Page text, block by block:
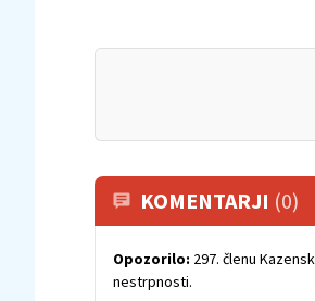
KOMENTARJI (0)
Opozorilo: 297. členu
nestrpnosti.